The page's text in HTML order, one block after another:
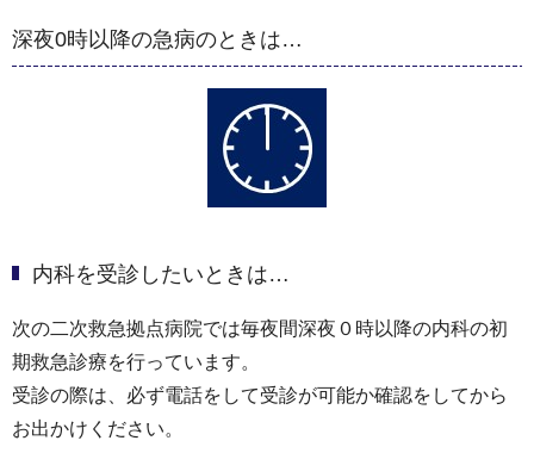
深夜0時以降の急病のときは…
内科を受診したいときは…
次の二次救急拠点病院では毎夜間深夜０時以降の内科の初
期救急診療を行っています。
受診の際は、必ず電話をして受診が可能か確認をしてから
お出かけください。